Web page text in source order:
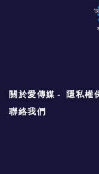
關於愛傳媒 隱私權
聯絡我們